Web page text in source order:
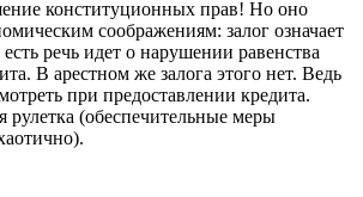
конституционных прав! Но оно
соображениям: залог означает
речь идет о нарушении равенства
В арестном же залога этого нет. Ведь
при предоставлении кредита.
рулетка (обеспечительные меры